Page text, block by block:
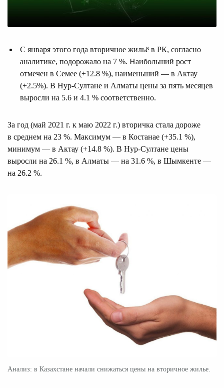
С января этого года вторичное жильё в РК, согласно
аналитике, подорожало на 7 %. Наибольший рост
отмечен в Семее (+12.8 %), наименьший — в Актау
(+2.5%). В Нур-Султане и Алматы цены за пять месяцев
выросли на 5.6 и 4.1 % соответственно.
За год (май 2021 г. к маю 2022 г.) вторичка стала дороже
в среднем на 23 %. Максимум — в Костанае (+35.1 %),
минимум — в Актау (+14.8 %). В Нур-Султане цены
выросли на 26.1 %, в Алматы — на 31.6 %, в Шымкенте —
на 26.2 %.
Анализ: в Казахстане начали снижаться цены на вторичное жилье.